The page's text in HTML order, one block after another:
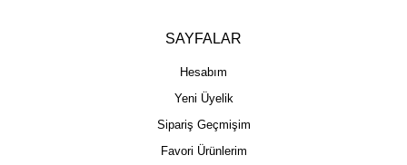
SAYFALAR
Hesabım
Yeni Üyelik
Sipariş Geçmişim
Favori Ürünlerim